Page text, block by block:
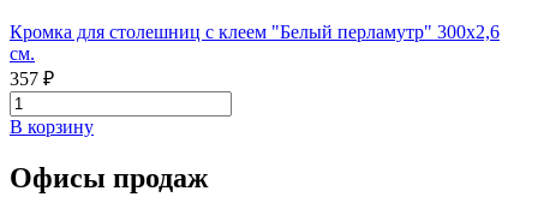
Кромка для столешниц с клеем "Белый перламутр" 300х2,6
см.
357 ₽
В корзину
Офисы продаж